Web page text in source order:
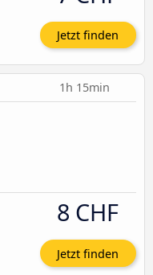
Jetzt finden
1h 15min
8 CHF
Jetzt finden